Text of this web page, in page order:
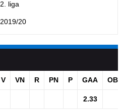
2. liga
2019/20
V VN R PN P GAA OB
2.33